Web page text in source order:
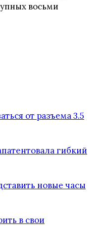
восьми
от разъема 3.5
гибкий
новые часы
в свои